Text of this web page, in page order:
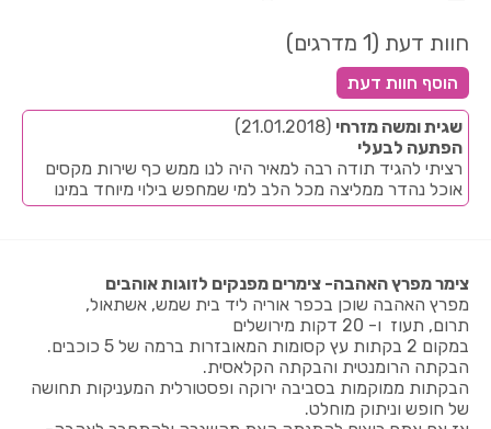
חוות דעת (1 מדרגים)
שגית ומשה מזרחי (21.01.2018)
הפתעה לבעלי
רציתי להגיד תודה רבה למאיר היה לנו ממש כף שירות מקסים
אוכל נהדר ממליצה מכל הלב למי שמחפש בילוי מיוחד במינו
צימר מפרץ האהבה- צימרים מפנקים לזוגות אוהבים
מפרץ האהבה שוכן בכפר אוריה ליד בית שמש, אשתאול,
תרום, תעוז ו- 20 דקות מירושלים
במקום 2 בקתות עץ קסומות המאובזרות ברמה של 5 כוכבים.
הבקתה הרומנטית והבקתה הקלאסית.
הבקתות ממוקמות בסביבה ירוקה ופסטורלית המעניקות תחושה
של חופש וניתוק מוחלט.